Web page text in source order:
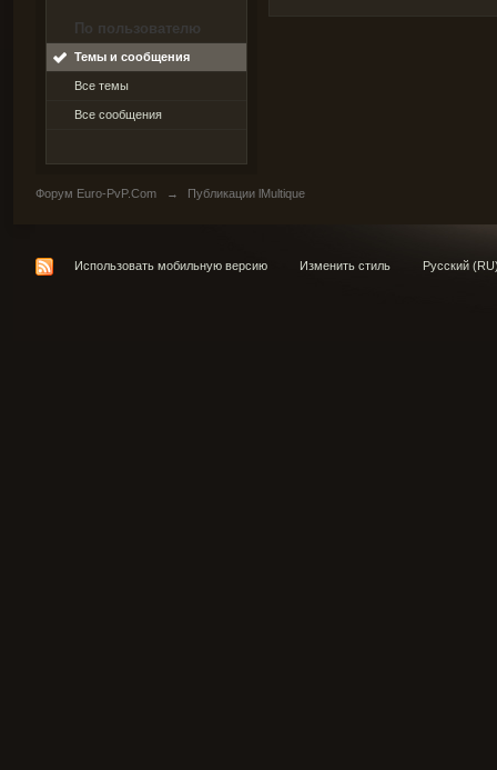
По пользователю
Темы и сообщения
Все темы
Все сообщения
Форум Euro-PvP.Com → Публикации lMultique
Использовать мобильную версию Изменить стиль Русский